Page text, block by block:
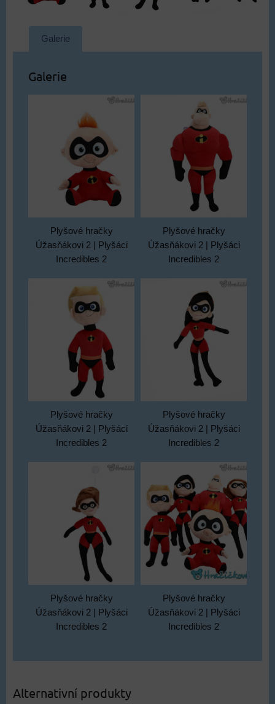
Galerie
Galerie
Plyšové hračky
Úžasňákovi 2 | Plyšáci
Incredibles 2
Plyšové hračky
Úžasňákovi 2 | Plyšáci
Incredibles 2
Plyšové hračky
Úžasňákovi 2 | Plyšáci
Incredibles 2
Plyšové hračky
Úžasňákovi 2 | Plyšáci
Incredibles 2
Plyšové hračky
Úžasňákovi 2 | Plyšáci
Incredibles 2
Plyšové hračky
Úžasňákovi 2 | Plyšáci
Incredibles 2
Alternativní produkty